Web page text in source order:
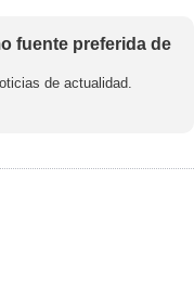
fuente preferida de
de actualidad.